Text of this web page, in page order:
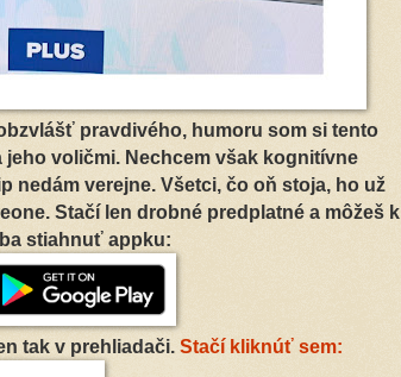
pravdivého, humoru som si tento
voličmi. Nechcem však kognitívne
verejne. Všetci, čo oň stoja, ho už
Stačí len drobné predplatné a môžeš k
stiahnuť appku:
tak v prehliadači. Stačí kliknúť sem: